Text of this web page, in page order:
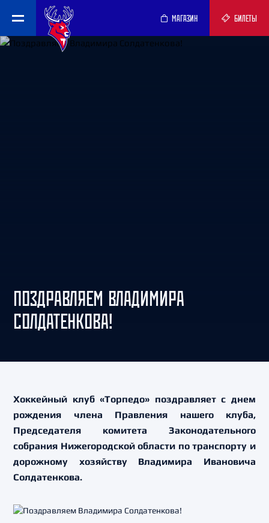
МАГАЗИН БИЛЕТЫ
ПОЗДРАВЛЯЕМ ВЛАДИМИРА
СОЛДАТЕНКОВА!
Хоккейный клуб «Торпедо» поздравляет с днем
рождения члена Правления нашего клуба,
Председателя комитета Законодательного
собрания Нижегородской области по транспорту и
дорожному хозяйству Владимира Ивановича
Солдатенкова.